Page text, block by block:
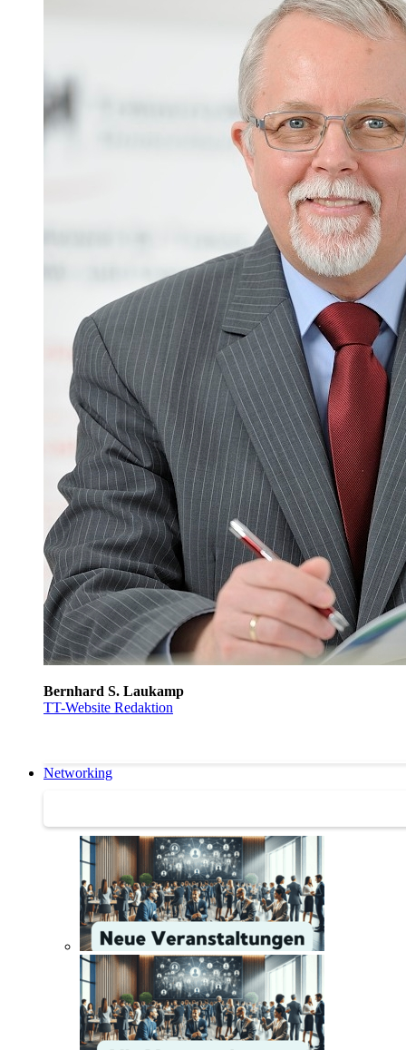
Bernhard S. Laukamp
TT-Website Redaktion
Networking